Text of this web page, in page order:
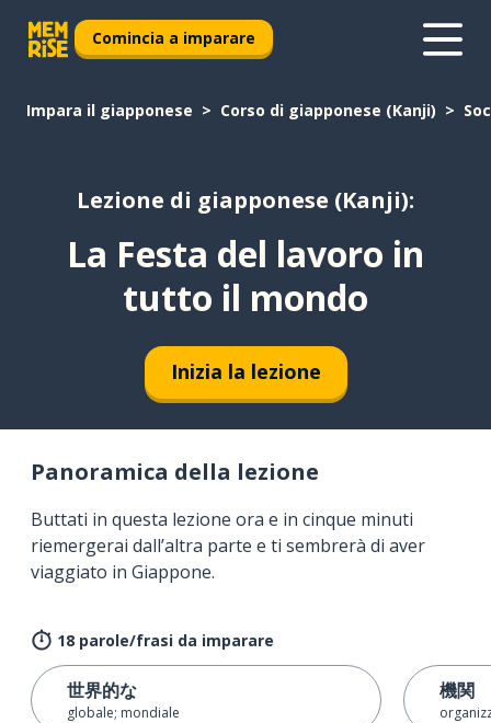
Comincia a imparare
Impara il giapponese Corso di giapponese (Kanji)
Lezione di giapponese (Kanji):
La Festa del lavoro in
tutto il mondo
Inizia la lezione
Panoramica della lezione
Buttati in questa lezione ora e in cinque minuti
riemergerai dall’altra parte e ti sembrerà di aver
viaggiato in Giappone.
18 parole/frasi da imparare
世界的な
globale; mondiale
機関